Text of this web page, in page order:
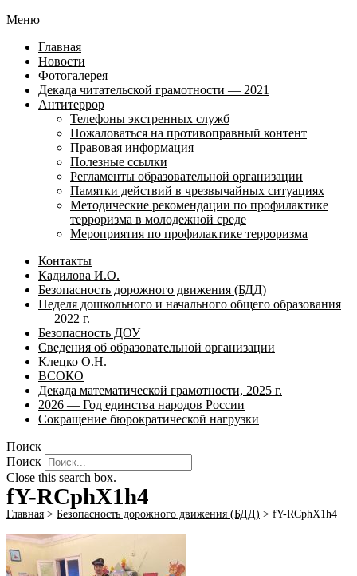
Меню
Главная
Новости
Фотогалерея
Декада читательской грамотности — 2021
Антитеррор
Телефоны экстренных служб
Пожаловаться на противоправный контент
Правовая информация
Полезные ссылки
Регламенты образовательной организации
Памятки действий в чрезвычайных ситуациях
Методические рекомендации по профилактике
терроризма в молодежной среде
Мероприятия по профилактике терроризма
Контакты
Кадилова И.О.
Безопасность дорожного движения (БДД)
Неделя дошкольного и начального общего образования
— 2022 г.
Безопасность ДОУ
Сведения об образовательной организации
Клецко О.Н.
ВСОКО
Декада математической грамотности, 2025 г.
2026 — Год единства народов России
Сокращение бюрократической нагрузки
Поиск
Поиск
Close this search box.
fY-RCphX1h4
Главная > Безопасность дорожного движения (БДД) > fY-RCphX1h4